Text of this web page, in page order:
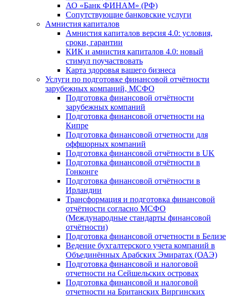
АО «Банк ФИНАМ» (РФ)
Сопутствующие банковские услуги
Амнистия капиталов
Амнистия капиталов версия 4.0: условия,
сроки, гарантии
КИК и амнистия капиталов 4.0: новый
стимул поучаствовать
Карта здоровья вашего бизнеса
Услуги по подготовке финансовой отчётности
зарубежных компаний, МСФО
Подготовка финансовой отчётности
зарубежных компаний
Подготовка финансовой отчетности на
Кипре
Подготовка финансовой отчетности для
оффшорных компаний
Подготовка финансовой отчётности в UK
Подготовка финансовой отчётности в
Гонконге
Подготовка финансовой отчётности в
Ирландии
Трансформация и подготовка финансовой
отчётности согласно МСФО
(Международные стандарты финансовой
отчётности)
Подготовка финансовой отчетности в Белизе
Ведение бухгалтерского учета компаний в
Объединённых Арабских Эмиратах (ОАЭ)
Подготовка финансовой и налоговой
отчетности на Сейшельских островах
Подготовка финансовой и налоговой
отчетности на Британских Виргинских